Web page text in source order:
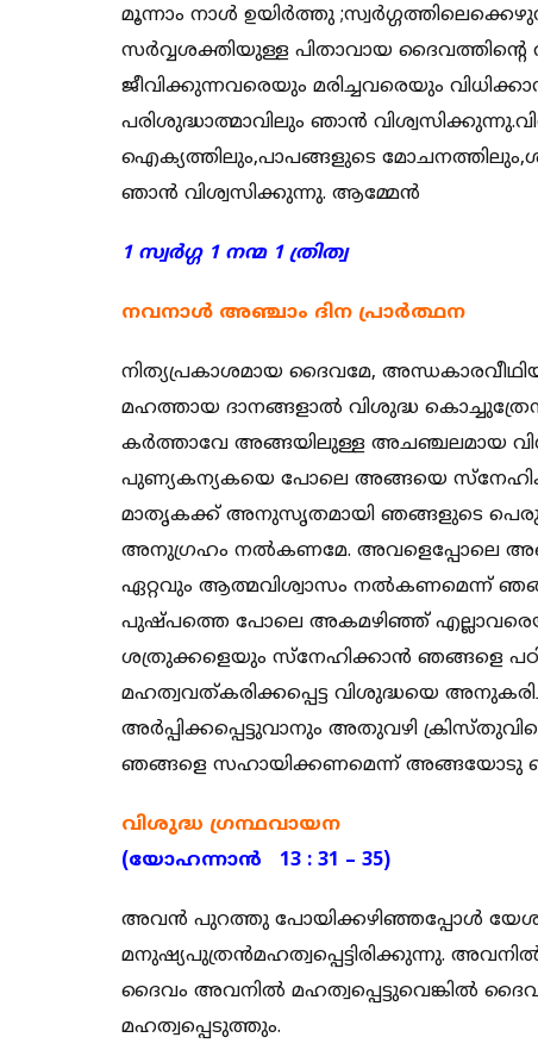
മൂന്നാം നാള്‍ ഉയിര്‍ത്തു
സര്‍വ്വശക്തിയുള്ള പിതാവായ
ജീവിക്കുന്നവരെയും മരിച്ചവരെയും
പരിശുദ്ധാത്മാവിലും ഞാന്‍
ഐക്യത്തിലും,പാപങ്ങളുടെ
ഞാന്‍ വിശ്വസിക്കുന്നു. ആമ്മേന്‍
1 സ്വർഗ്ഗ 1 നന്മ 1 ത്രിത്വ
നവനാൾ അഞ്ചാം ദിന പ്രാർത്ഥന
നിത്യപ്രകാശമായ ദൈവമേ,
മഹത്തായ ദാനങ്ങളാൽ വിശുദ്ധ
കർത്താവേ അങ്ങയിലുള്ള അചഞ്ചലമായ
പുണ്യകന്യകയെ പോലെ അങ്ങയെ
മാതൃകക്ക് അനുസൃതമായി ഞങ്ങളുടെ
അനുഗ്രഹം നൽകണമേ. അവളെപ്പോലെ
ഏറ്റവും ആത്മവിശ്വാസം നൽകണമെന്ന്
പുഷ്പത്തെ പോലെ അകമഴിഞ്ഞ്
ശത്രുക്കളെയും സ്നേഹിക്കാൻ ഞങ്ങളെ
മഹത്വവത്കരിക്കപ്പെട്ട വിശുദ്ധയെ
അർപ്പിക്കപ്പെട്ടുവാനും അതുവഴി
ഞങ്ങളെ സഹായിക്കണമെന്ന് അങ്ങയോടു
വിശുദ്ധ ഗ്രന്ഥവായന
(യോഹന്നാൻ 13 : 31 – 35)
അവന്‍ പുറത്തു പോയിക്കഴിഞ്ഞപ്പോള്‍
മനുഷ്യപുത്രന്‍മഹത്വപ്പെട്ടിരിക്കുന്നു.
ദൈവം അവനില്‍ മഹത്വപ്പെട്ടുവെങ്കില്‍
മഹത്വപ്പെടുത്തും.